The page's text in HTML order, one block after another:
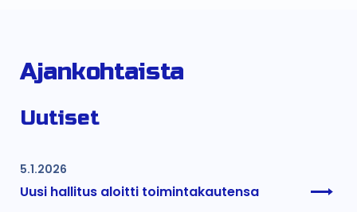
Ajankohtaista
Uutiset
5.1.2026
Uusi hallitus aloitti toimintakautensa